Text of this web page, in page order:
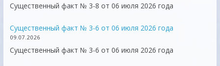
Существенный факт № 3-8 от 06 июля 2026 года
Существенный факт № 3-6 от 06 июля 2026 года
09.07.2026
Существенный факт № 3-6 от 06 июля 2026 года